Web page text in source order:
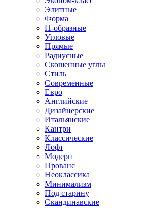
Элитные
Форма
П-образные
Угловые
Прямые
Радиусные
Скошенные углы
Стиль
Современные
Евро
Английские
Дизайнерские
Итальянские
Кантри
Классические
Лофт
Модерн
Прованс
Неоклассика
Минимализм
Под старину
Скандинавские